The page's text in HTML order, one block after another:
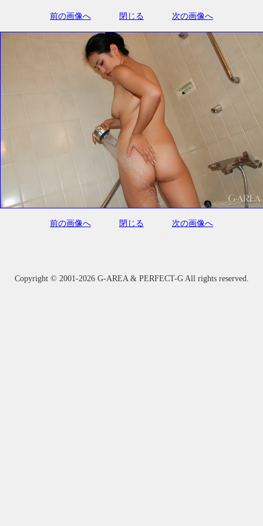
前の画像へ 閉じる 次の画像へ
前の画像へ 閉じる 次の画像へ
Copyright © 2001-2026 G-AREA & PERFECT-G All rights reserved.